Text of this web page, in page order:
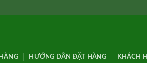
HƯỚNG DẪN ĐẶT HÀNG KHÁCH